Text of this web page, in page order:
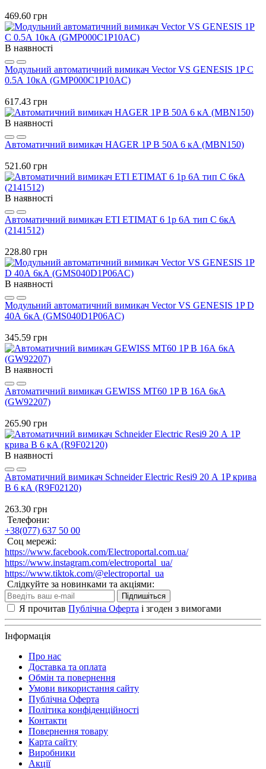
469.60 грн
В наявності
Модульний автоматичний вимикач Vector VS GENESIS 1P C
0.5А 10кА (GMP000C1P10AC)
617.43 грн
В наявності
Автоматичний вимикач HAGER 1P B 50A 6 кА (MBN150)
521.60 грн
В наявності
Автоматичний вимикач ETI ETIMAT 6 1p 6А тип C 6кА
(2141512)
228.80 грн
В наявності
Модульний автоматичний вимикач Vector VS GENESIS 1P D
40А 6кА (GMS040D1P06AC)
345.59 грн
В наявності
Автоматичний вимикач GEWISS МТ60 1P B 16А 6кА
(GW92207)
265.90 грн
В наявності
Автоматичний вимикач Schneider Electric Resi9 20 А 1P крива
B 6 кА (R9F02120)
263.30 грн
Телефони:
+38(077) 637 50 00
Соц мережі:
https://www.facebook.com/Electroportal.com.ua/
https://www.instagram.com/electroportal_ua/
https://www.tiktok.com/@electroportal_ua
Слідкуйте за новинками та акціями:
Підпишіться
Я прочитав Публічна Оферта і згоден з вимогами
Інформація
Про нас
Доставка та оплата
Обмін та повернення
Умови використання сайту
Публічна Оферта
Політика конфіденційності
Контакти
Повернення товару
Карта сайту
Виробники
Акції